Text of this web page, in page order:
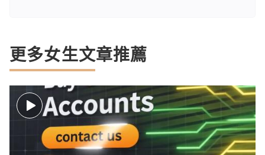
更多女生文章推薦